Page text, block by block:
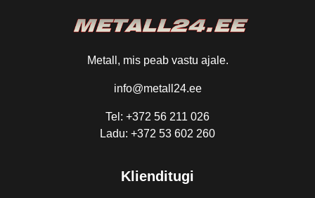
Metall, mis peab vastu ajale.
info@metall24.ee
Tel: +372 56 211 026
Ladu: +372 53 602 260
Klienditugi